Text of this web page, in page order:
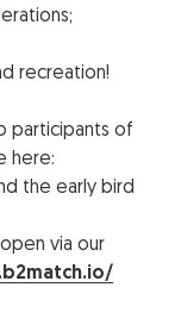
recreation!
participants of
here:
the early bird
via our